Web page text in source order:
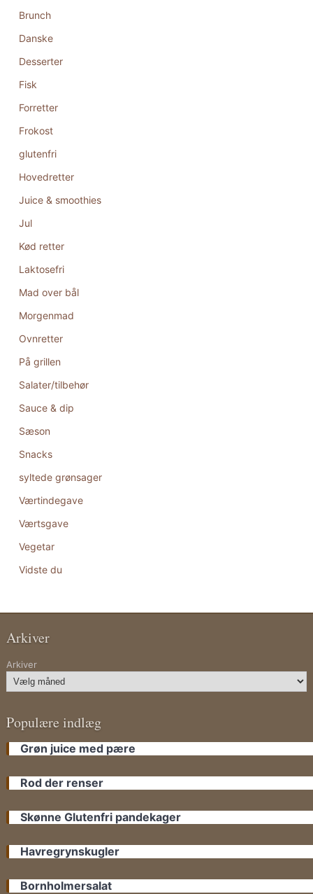
Brunch
Danske
Desserter
Fisk
Forretter
Frokost
glutenfri
Hovedretter
Juice & smoothies
Jul
Kød retter
Laktosefri
Mad over bål
Morgenmad
Ovnretter
På grillen
Salater/tilbehør
Sauce & dip
Sæson
Snacks
syltede grønsager
Værtindegave
Værtsgave
Vegetar
Vidste du
Arkiver
Arkiver
Populære indlæg
Grøn juice med pære
Rod der renser
Skønne Glutenfri pandekager
Havregrynskugler
Bornholmersalat